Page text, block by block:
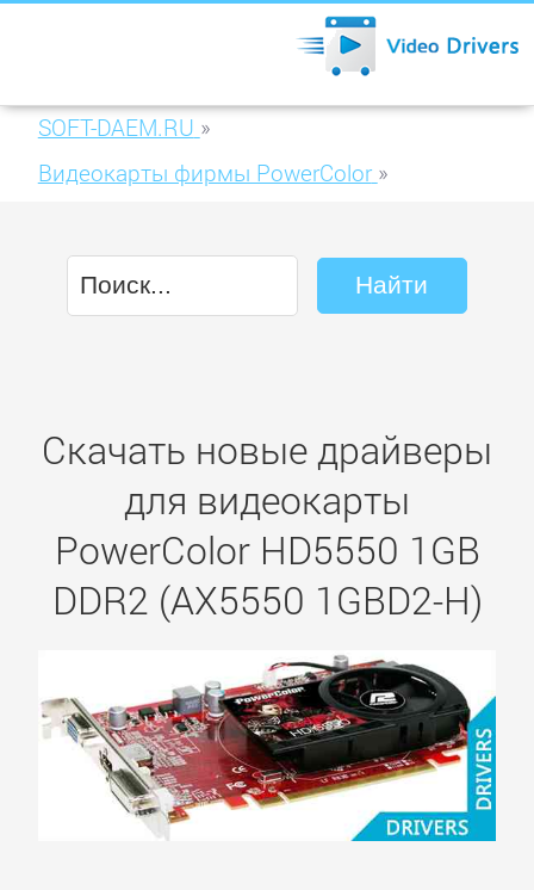
SOFT-DAEM.RU »
Видеокарты фирмы PowerColor »
1GBD2-H)
Скачать новые драйверы
для видеокарты
PowerColor HD5550 1GB
DDR2 (AX5550 1GBD2-H)